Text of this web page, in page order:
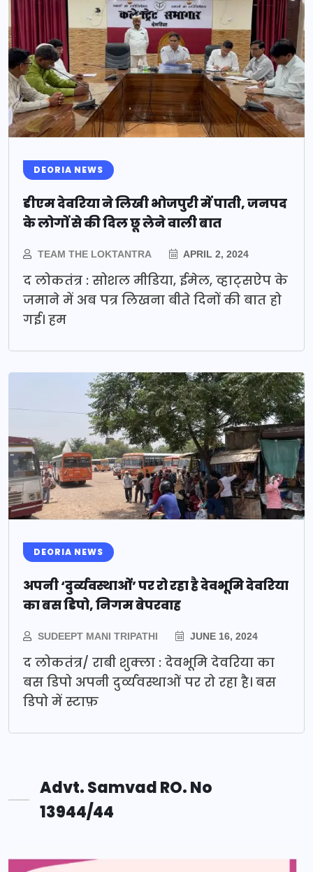
DEORIA NEWS
डीएम देवरिया ने लिखी भोजपुरी में पाती, जनपद
के लोगों से की दिल छू लेने वाली बात
TEAM THE LOKTANTRA APRIL 2, 2024
द लोकतंत्र : सोशल मीडिया, ईमेल, व्हाट्सऐप के
जमाने में अब पत्र लिखना बीते दिनों की बात हो
गई। हम
DEORIA NEWS
अपनी ‘दुर्व्यवस्थाओं’ पर रो रहा है देवभूमि देवरिया
का बस डिपो, निगम बेपरवाह
SUDEEPT MANI TRIPATHI JUNE 16, 2024
द लोकतंत्र/ राबी शुक्ला : देवभूमि देवरिया का
बस डिपो अपनी दुर्व्यवस्थाओं पर रो रहा है। बस
डिपो में स्टाफ़
Advt. Samvad RO. No
13944/44